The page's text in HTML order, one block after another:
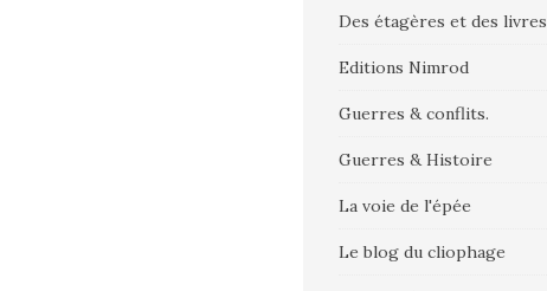
Des étagères et des livres
Editions Nimrod
Guerres & conflits.
Guerres & Histoire
La voie de l'épée
Le blog du cliophage